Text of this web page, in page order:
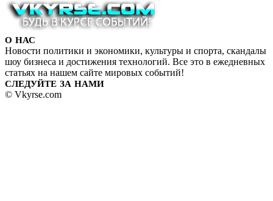
О НАС
Новости политики и экономики, культуры и спорта, скандалы
шоу бизнеса и достижения технологий. Все это в ежедневных
статьях на нашем сайте мировых событий!
СЛЕДУЙТЕ ЗА НАМИ
© Vkyrse.com